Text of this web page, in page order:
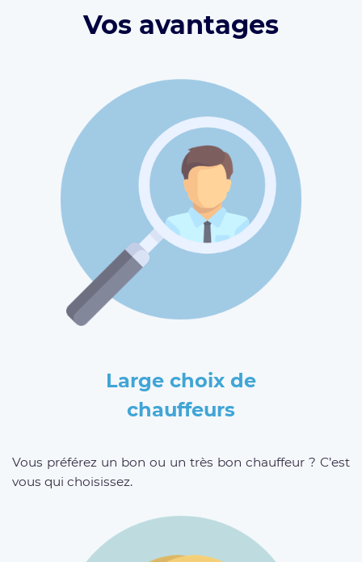
Vos avantages
Large choix de
chauffeurs
Vous préférez un bon ou un très bon chauffeur ? C’est
vous qui choisissez.